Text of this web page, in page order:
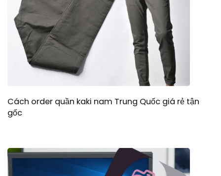
Cách order quần kaki nam Trung Quốc giá rẻ tận
gốc